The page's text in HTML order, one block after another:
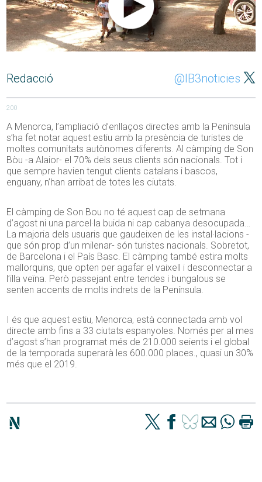
Redacció @IB3noticies
200
A Menorca, l’ampliació d’enllaços directes amb la Península
s’ha fet notar aquest estiu amb la presència de turistes de
moltes comunitats autònomes diferents. Al càmping de Son
Bòu -a Alaior- el 70% dels seus clients són nacionals. Tot i
que sempre havien tengut clients catalans i bascos,
enguany, n’han arribat de totes les ciutats.
El càmping de Son Bou no té aquest cap de setmana
d’agost ni una parcel·la buida ni cap cabanya desocupada…
La majoria dels usuaris que gaudeixen de les instal·lacions -
que són prop d’un milenar- són turistes nacionals. Sobretot,
de Barcelona i el País Basc. El càmping també estira molts
mallorquins, que opten per agafar el vaixell i desconnectar a
l’illa veïna. Però passejant entre tendes i bungalous se
senten accents de molts indrets de la Península.
I és que aquest estiu, Menorca, està connectada amb vol
directe amb fins a 33 ciutats espanyoles. Només per al mes
d’agost s’han programat més de 210.000 seients i el global
de la temporada superarà les 600.000 places., quasi un 30%
més que el 2019.